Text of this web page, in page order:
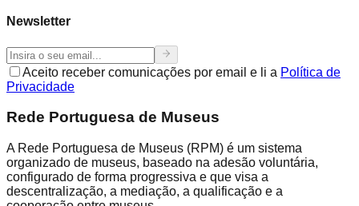
Newsletter
Aceito receber comunicações por email e li a Política de
Privacidade
Rede Portuguesa de Museus
A Rede Portuguesa de Museus (RPM) é um sistema
organizado de museus, baseado na adesão voluntária,
configurado de forma progressiva e que visa a
descentralização, a mediação, a qualificação e a